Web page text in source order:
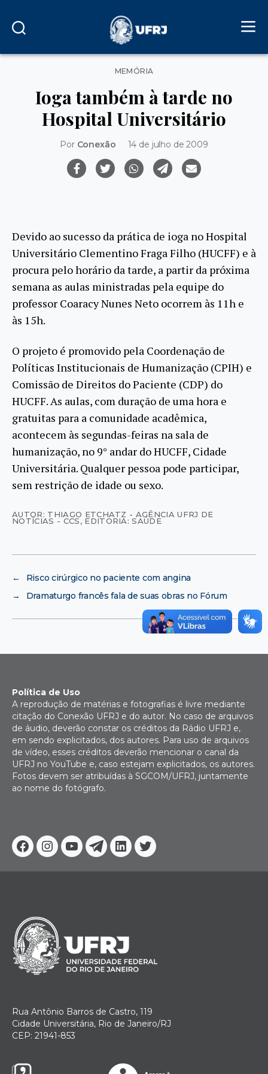
Categorias
MEMÓRIA
Ioga também à tarde no
Hospital Universitário
Por Conexão 14 de julho de 2009
Devido ao sucesso da prática de ioga no Hospital
Universitário Clementino Fraga Filho (HUCFF) e à
procura pelo horário da tarde, a partir da próxima
semana as aulas ministradas pela equipe do
professor Coaracy Nunes Neto ocorrem às 11h e
às 15h.
O projeto é promovido pela Coordenação de
Políticas Institucionais de Humanização (CPIH) e
Comissão de Direitos do Paciente (CDP) do
HUCFF. As aulas, com duração de uma hora e
gratuitas para a comunidade acadêmica,
acontecem às segundas-feiras na sala de
humanização, no 9° andar do HUCFF, Cidade
Universitária. Qualquer pessoa pode participar,
sem restrição de idade ou sexo.
AUTOR: THIAGO ETCHATZ - AGÊNCIA UFRJ DE
NOTÍCIAS - CCS, EDITORIA: SAÚDE
←
Risco cirúrgico no paciente com angina
→
Dramaturgo francês fala de suas obras no Fórum
Facebook
Instagram
YoutubeTelegram
Linkedin
Twitter
Política de Uso
A reprodução de matérias e fotografias é livre mediante
citação do Conexão UFRJ e do autor. No caso de arquivos
de áudio, deverão constar os créditos da Rádio UFRJ e,
em sendo explicitados, dos autores. Para uso de arquivos
de vídeo, esses créditos deverão mencionar o canal da
UFRJ no YouTube e, caso estejam explicitados, os autores.
Fotos devem ser atribuídas à SGCOM/UFRJ, juntamente
ao nome do fotógrafo.
Rua Antônio Barros de Castro, 119
Cidade Universitária, Rio de Janeiro/RJ
CEP: 21941-853